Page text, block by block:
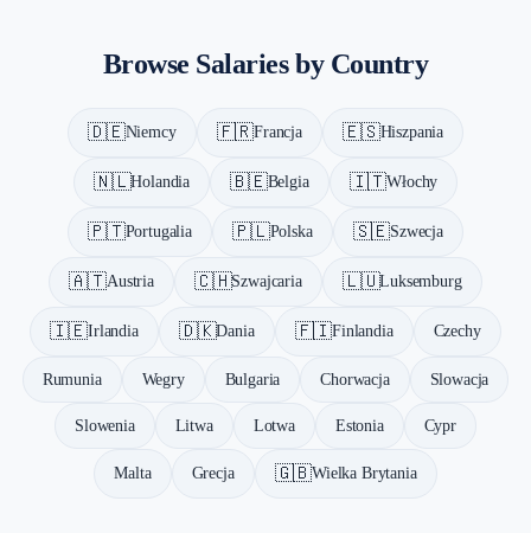
Irlandia — €58K average salary
Luksemburg — €72K average salary
Holandia — €56K average salary
Polska — €28K average salary
Hiszpania — €36K average salary
Szwajcaria — €100K average salary
Belgia — €50K average salary
Austria — €55K average salary
Browse Salaries by Country
🇩🇪Niemcy 🇫🇷Francja 🇪🇸Hiszpania
🇳🇱Holandia 🇧🇪Belgia 🇮🇹Włochy
🇵🇹Portugalia 🇵🇱Polska 🇸🇪Szwecja
🇦🇹Austria 🇨🇭Szwajcaria 🇱🇺Luksemburg
🇮🇪Irlandia 🇩🇰Dania 🇫🇮Finlandia Czechy
Rumunia Wegry Bulgaria Chorwacja Slowacja
Slowenia Litwa Lotwa Estonia Cypr
Malta Grecja 🇬🇧Wielka Brytania